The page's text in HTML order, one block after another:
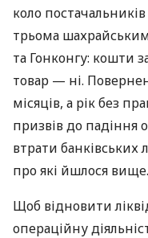
коло
трьома
та Гонконгу: кошти
товар — ні.
місяців, а рік без
призвів до падіння
втрати банківських
про які йшлося вище.
Щоб відновити
операційну